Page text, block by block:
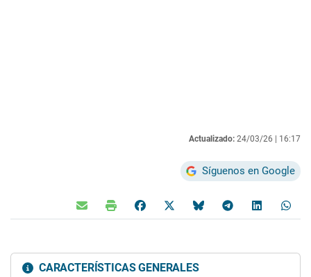
Actualizado: 24/03/26 | 16:17
Síguenos en Google
CARACTERÍSTICAS GENERALES